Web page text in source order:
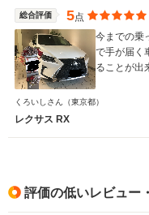
総合評価 5点
今までの乗
で手が届く
ることが出
くろいしさん （東京都）
レクサス RX
評価の低いレビュー